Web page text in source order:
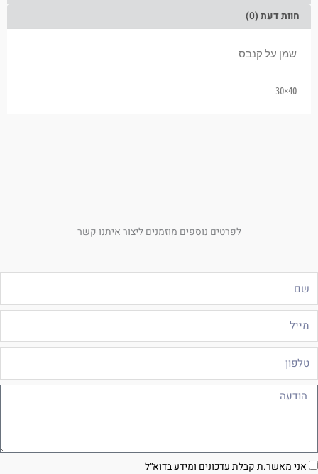
חוות דעת (0)
שמן על קנבס
40×30
לפרטים נוספים מוזמנים ליצור איתנו קשר
אני מאשר.ת קבלת עדכונים ומידע בדוא״ל